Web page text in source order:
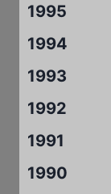
1995
1994
1993
1992
1991
1990